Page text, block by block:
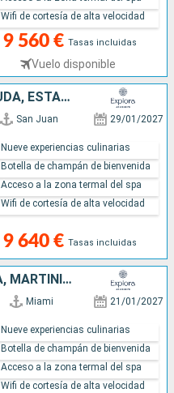
9 560 € Tasas incluidas
Vuelo disponible
Wifi de cortesía de alta velocidad
TÓRTOLA, ANTIGUA Y BARBUDA, ESTADOS UNIDOS, SAN MARTÍN, FRANCIA, GUADALUPE, PORTO RICO
San Juan 29/01/2027
9 640 € Tasas incluidas
Nueve experiencias culinarias
Botella de champán de bienvenida
Acceso a la zona termal del spa
Wifi de cortesía de alta velocidad
ESTADOS UNIDOS, ANGUILLA, MARTINICA, GUADALUPE, SAN MARTÍN, PORTO RICO, TÓRTOLA, ANTIGUA Y BARBUDA, FRANCIA
Miami 21/01/2027
Nueve experiencias culinarias
Botella de champán de bienvenida
Acceso a la zona termal del spa
Wifi de cortesía de alta velocidad